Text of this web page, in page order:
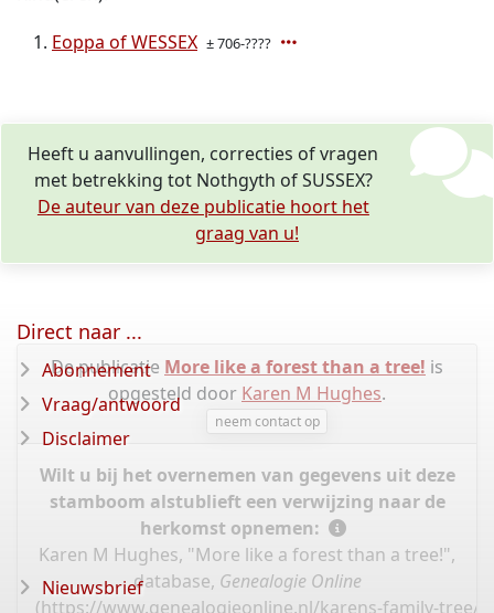
Eoppa of WESSEX ± 706-????
Heeft u aanvullingen, correcties of vragen
met betrekking tot Nothgyth of SUSSEX?
De auteur van deze publicatie hoort het
graag van u!
De publicatie More like a forest than a tree! is
opgesteld door Karen M Hughes.
neem contact op
Wilt u bij het overnemen van gegevens uit deze
stamboom alstublieft een verwijzing naar de
herkomst opnemen:
Karen M Hughes, "More like a forest than a tree!",
database, Genealogie Online
(https://www.genealogieonline.nl/karens-family-tree/
Direct naar ...
Abonnement
Vraag/antwoord
Disclaimer
Nieuwsbrief